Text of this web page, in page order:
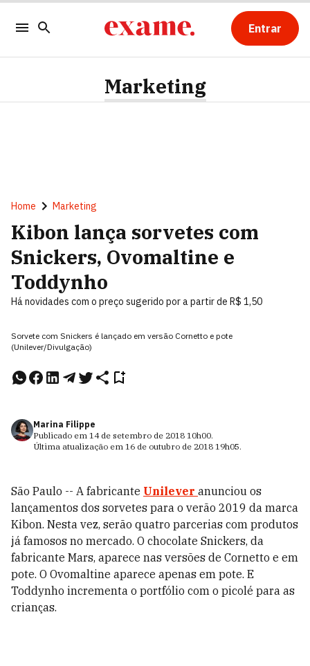
Entrar
Marketing
Home Marketing
Kibon lança sorvetes com
Snickers, Ovomaltine e
Toddynho
Há novidades com o preço sugerido por a partir de R$ 1,50
Sorvete com Snickers é lançado em versão Cornetto e pote
(Unilever/Divulgação)
Marina Filippe
Publicado em 14 de setembro de 2018 10h00.
Última atualização em 16 de outubro de 2018 19h05.
São Paulo -- A fabricante Unilever anunciou os
lançamentos dos sorvetes para o verão 2019 da marca
Kibon. Nesta vez, serão quatro parcerias com produtos
já famosos no mercado. O chocolate Snickers, da
fabricante Mars, aparece nas versões de Cornetto e em
pote. O Ovomaltine aparece apenas em pote. E
Toddynho incrementa o portfólio com o picolé para as
crianças.